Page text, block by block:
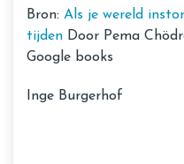
Bron: Als je wereld
tijden Door Pema
Google books
Inge Burgerhof